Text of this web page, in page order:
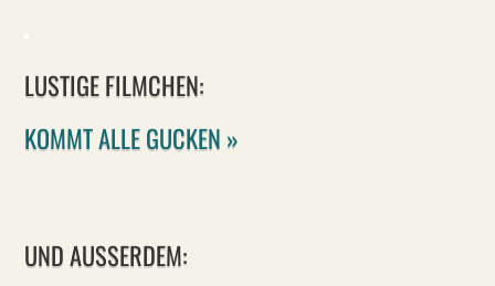
LUSTIGE FILMCHEN:
KOMMT ALLE GUCKEN »
UND AUSSERDEM: